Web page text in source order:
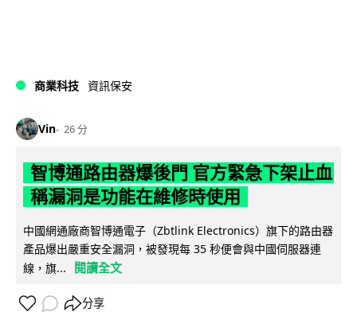
商業科技 資訊保安
Vin 26 分
智博通路由器爆後門 官方緊急下架止血
稱漏洞是功能在維修時使用
中國網通廠商智博通電子（Zbtlink Electronics）旗下的路由器
產品爆出嚴重安全漏洞，被發現每 35 秒便會與中國伺服器連
線，旗...
閱讀全文
分享